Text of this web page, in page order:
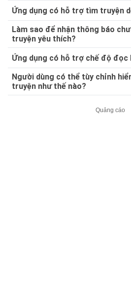
Ứng dụng có hỗ trợ tìm truyện
Làm sao để nhận thông báo
truyện yêu thích?
Ứng dụng có hỗ trợ chế độ đọc
Người dùng có thể tùy chỉnh
truyện như thế nào?